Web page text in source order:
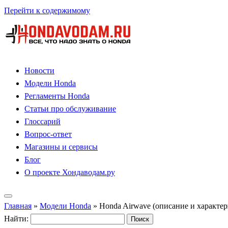
Перейти к содержимому
Новости
Модели Honda
Регламенты Honda
Статьи про обслуживание
Глоссарий
Вопрос-ответ
Магазины и сервисы
Блог
О проекте Хондаводам.ру
Главная » Модели Honda » Honda Airwave (описание и
Найти: